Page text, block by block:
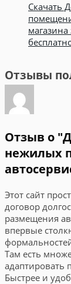
Скачать
магазина
Отзывы
Отзыв о
нежилых
Этот сайт
договор
размещения
впервые
Там есть
адаптировать
Быстрее и